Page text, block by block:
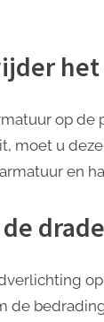
op de
moet u
en
de